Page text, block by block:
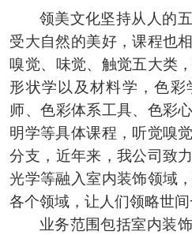
领美文化坚持从人的
受大自然的美好，课程也
嗅觉、 味觉、 触觉五大类 ，
形状学以及材料学 ，色彩
师、色彩体系工具、 色彩
明学等具体课程 ， 听觉嗅
分支 ， 近年来 ， 我公司致
光学等融入室内装饰领域 ，
各个领域 ，让人们领略世
业务范围包括室内装